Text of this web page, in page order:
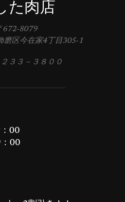
た肉店
672-8079
磨区今在家4丁目305-1
３３－３８００
00
00